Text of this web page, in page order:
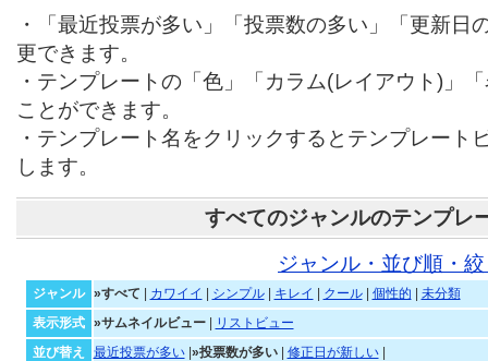
・「最近投票が多い」「投票数の多い」「更新日
更できます。
・テンプレートの「色」「カラム(レイアウト)」
ことができます。
・テンプレート名をクリックするとテンプレート
します。
すべてのジャンルのテンプレ
ジャンル・並び順・
ジャンル »すべて カワイイ シンプル| キレイ クール| 個性的
未分類
表示形式
»サムネイルビュー|
リストビュー
並び替え
最近投票が多い| »投票数が多い| 修正日が新しい|